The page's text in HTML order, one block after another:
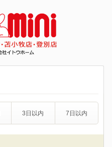
3日以内 7日以内